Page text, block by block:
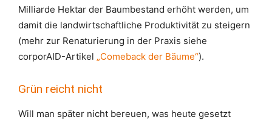
Milliarde Hektar der Baumbestand erhöht werden, um
damit die landwirtschaftliche Produktivität zu steigern
(mehr zur Renaturierung in der Praxis siehe
corporAID-Artikel „Comeback der Bäume“).
Grün reicht nicht
Will man später nicht bereuen, was heute gesetzt